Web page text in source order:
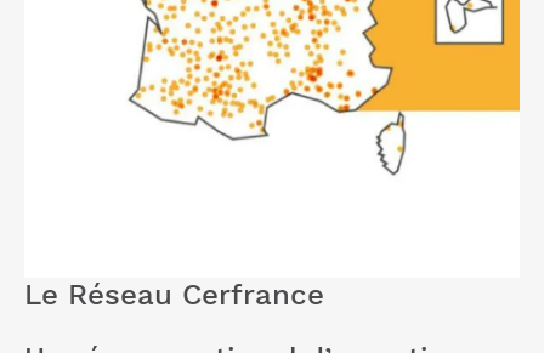
Le Réseau Cerfrance